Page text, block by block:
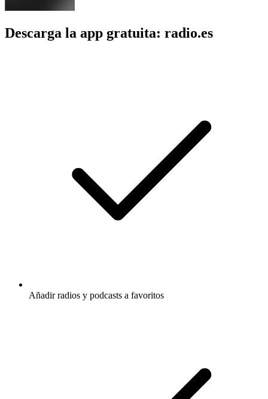
Descarga la app gratuita: radio.es
Añadir radios y podcasts a favoritos